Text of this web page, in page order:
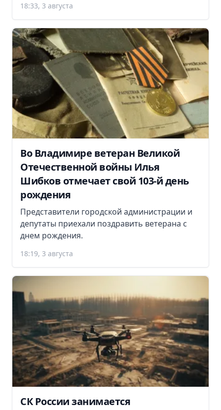
18:33, 3 августа
Во Владимире ветеран Великой
Отечественной войны Илья
Шибков отмечает свой 103-й день
рождения
Представители городской администрации и
депутаты приехали поздравить ветерана с
днем рождения.
18:19, 3 августа
СК России занимается